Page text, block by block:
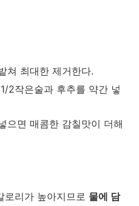
쳐 최대한 제거한다.
2작은술과 후추를 약간 넣
으면 매콤한 감칠맛이 더해
로리가 높아지므로 물에 담